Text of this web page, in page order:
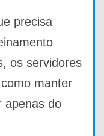
precisa
os servidores
manter
apenas do